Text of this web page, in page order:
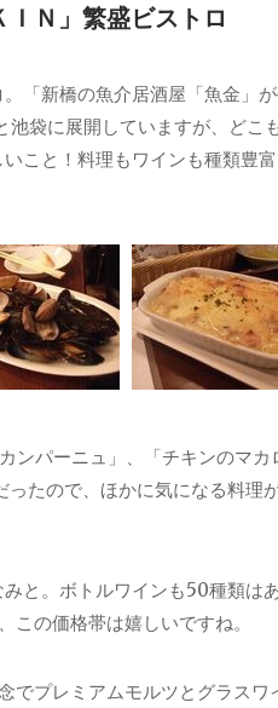
ＩＮ」繁盛ビストロ
「新橋の魚介居酒屋「魚金」
池袋に展開していますが、どこ
こと！料理もワインも種類豊
ンパーニュ」、「チキンのマ
たので、ほかに気になる料理
と。ボトルワインも50種類は
の価格帯は嬉しいですね。
でプレミアムモルツとグラス